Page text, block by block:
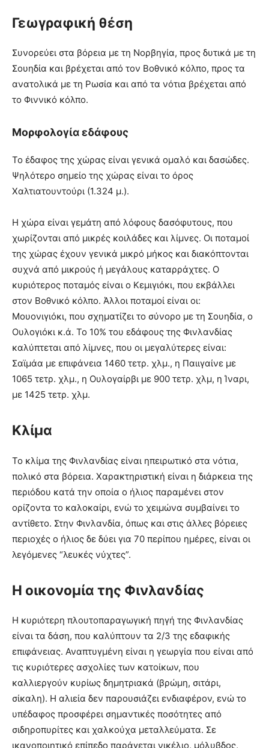
Γεωγραφική θέση
Συνορεύει στα βόρεια με τη Νορβηγία, προς δυτικά με τη
Σουηδία και βρέχεται από τον Βοθνικό κόλπο, προς τα
ανατολικά με τη Ρωσία και από τα νότια βρέχεται από
το Φιννικό κόλπο.
Μορφολογία εδάφους
Το έδαφος της χώρας είναι γενικά ομαλό και δασώδες.
Ψηλότερο σημείο της χώρας είναι το όρος
Χαλτιατουντούρι (1.324 μ.).
Η χώρα είναι γεμάτη από λόφους δασόφυτους, που
χωρίζονται από μικρές κοιλάδες και λίμνες. Οι ποταμοί
της χώρας έχουν γενικά μικρό μήκος και διακόπτονται
συχνά από μικρούς ή μεγάλους καταρράχτες. Ο
κυριότερος ποταμός είναι ο Κεμιγιόκι, που εκβάλλει
στον Βοθνικό κόλπο. Άλλοι ποταμοί είναι οι:
Μουονιγιόκι, που σχηματίζει το σύνορο με τη Σουηδία, ο
Ουλογιόκι κ.ά. Το 10% του εδάφους της Φινλανδίας
καλύπτεται από λίμνες, που οι μεγαλύτερες είναι:
Σαϊμάα με επιφάνεια 1460 τετρ. χλμ., η Παιιγαίνε με
1065 τετρ. χλμ., η Ουλογαίρβι με 900 τετρ. χλμ, η Ίναρι,
με 1425 τετρ. χλμ.
Κλίμα
Το κλίμα της Φινλανδίας είναι ηπειρωτικό στα νότια,
πολικό στα βόρεια. Χαρακτηριστική είναι η διάρκεια της
περιόδου κατά την οποία ο ήλιος παραμένει στον
ορίζοντα το καλοκαίρι, ενώ το χειμώνα συμβαίνει το
αντίθετο. Στην Φινλανδία, όπως και στις άλλες βόρειες
περιοχές ο ήλιος δε δύει για 70 περίπου ημέρες, είναι οι
λεγόμενες “λευκές νύχτες”.
Η οικονομία της Φινλανδίας
Η κυριότερη πλουτοπαραγωγική πηγή της Φινλανδίας
είναι τα δάση, που καλύπτουν τα 2/3 της εδαφικής
επιφάνειας. Αναπτυγμένη είναι η γεωργία που είναι από
τις κυριότερες ασχολίες των κατοίκων, που
καλλιεργούν κυρίως δημητριακά (βρώμη, σιτάρι,
σίκαλη). Η αλιεία δεν παρουσιάζει ενδιαφέρον, ενώ το
υπέδαφος προσφέρει σημαντικές ποσότητες από
σιδηροπυρίτες και χαλκούχα μεταλλεύματα. Σε
ικανοποιητικό επίπεδο παράγεται νικέλιο, μόλυβδος,